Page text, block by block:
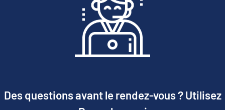
Des questions avant le rendez-vous ? Utilisez